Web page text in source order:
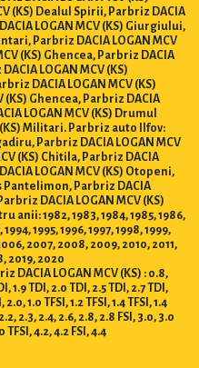
(KS) Dealul Spirii, Parbriz DACIA
LOGAN MCV (KS) Giurgiului,
Parbriz DACIA LOGAN MCV
(KS) Ghencea, Parbriz DACIA
LOGAN MCV (KS)
DACIA LOGAN MCV (KS)
(KS) Ghencea, Parbriz DACIA
LOGAN MCV (KS) Drumul
(KS) Militari. Parbriz auto Ilfov:
Parbriz DACIA LOGAN MCV
(KS) Chitila, Parbriz DACIA
LOGAN MCV (KS) Otopeni,
Pantelimon, Parbriz DACIA
DACIA LOGAN MCV (KS)
1982, 1983, 1984, 1985, 1986,
1995, 1996, 1997, 1998, 1999,
2007, 2008, 2009, 2010, 2011,
2019, 2020
LOGAN MCV (KS) : 0.8,
1.9 TDI, 2.0 TDI, 2.5 TDI, 2.7 TDI,
1.0 TFSI, 1.2 TFSI, 1.4 TFSI, 1.4
2.3, 2.4, 2.6, 2.8, 2.8 FSI, 3.0, 3.0
TFSI, 4.2, 4.2 FSI, 4.4